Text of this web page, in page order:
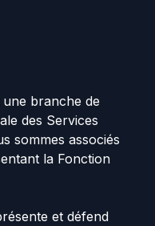
branche de
des Services
sommes associés
la Fonction
et défend